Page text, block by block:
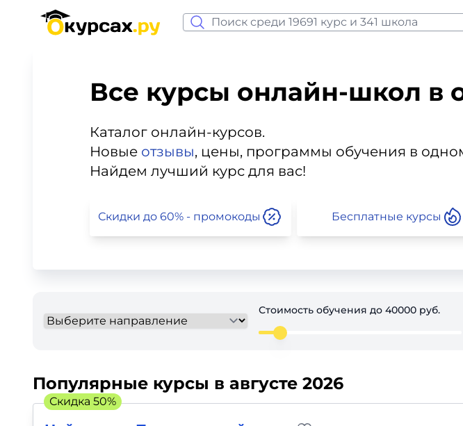
Все курсы онлайн-школ в
Каталог онлайн-курсов.
Новые отзывы, цены, программы обучения в
Найдем лучший курс для вас!
Скидки до 60% - промокоды Бесплатные курсы
Стоимость обучения до 40000руб.
Популярные курсы в августе 2026
Скидка 50%
Программирование
Дизайн
Видео, фото, аудио
Для детей
Психология и саморазвитие
Бесплатно